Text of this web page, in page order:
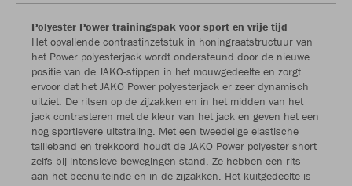
Polyester Power trainingspak voor sport en vrije tijd
Het opvallende contrastinzetstuk in honingraatstructuur van
het Power polyesterjack wordt ondersteund door de nieuwe
positie van de JAKO-stippen in het mouwgedeelte en zorgt
ervoor dat het JAKO Power polyesterjack er zeer dynamisch
uitziet. De ritsen op de zijzakken en in het midden van het
jack contrasteren met de kleur van het jack en geven het een
nog sportievere uitstraling. Met een tweedelige elastische
tailleband en trekkoord houdt de JAKO Power polyester short
zelfs bij intensieve bewegingen stand. Ze hebben een rits
aan het beenuiteinde en in de zijzakken. Het kuitgedeelte is